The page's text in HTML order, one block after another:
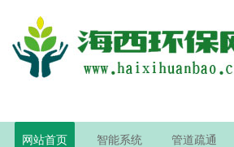
网站首页 智能系统 管道疏通